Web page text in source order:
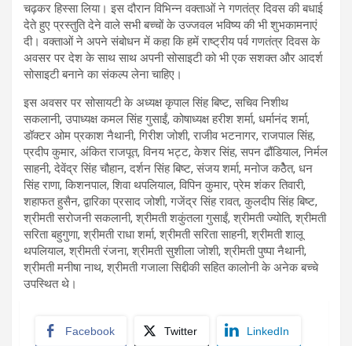
चढ़कर हिस्सा लिया। इस दौरान विभिन्न वक्ताओं ने गणतंत्र दिवस की बधाई
देते हुए प्रस्तुति देने वाले सभी बच्चों के उज्जवल भविष्य की भी शुभकामनाएं
दी। वक्ताओं ने अपने संबोधन में कहा कि हमें राष्ट्रीय पर्व गणतंत्र दिवस के
अवसर पर देश के साथ साथ अपनी सोसाइटी को भी एक सशक्त और आदर्श
सोसाइटी बनाने का संकल्प लेना चाहिए।
इस अवसर पर सोसायटी के अध्यक्ष कृपाल सिंह बिष्ट, सचिव निशीथ
सकलानी, उपाध्यक्ष कमल सिंह गुसाईं, कोषाध्यक्ष हरीश शर्मा, धर्मानंद शर्मा,
डॉक्टर ओम प्रकाश नैथानी, गिरीश जोशी, राजीव भटनागर, राजपाल सिंह,
प्रदीप कुमार, अंकित राजपूत, विनय भट्ट, केशर सिंह, सपन ढौंडियाल, निर्मल
साहनी, देवेंद्र सिंह चौहान, दर्शन सिंह बिष्ट, संजय शर्मा, मनोज कठेैत, धन
सिंह राणा, किशनपाल, शिवा थपलियाल, विपिन कुमार, प्रेम शंकर तिवारी,
शहाफत हुसैन, द्वारिका प्रसाद जोशी, गजेंद्र सिंह रावत, कुलदीप सिंह बिष्ट,
श्रीमती सरोजनी सकलानी, श्रीमती शकुंतला गुसाईं, श्रीमती ज्योति, श्रीमती
सरिता बहुगुणा, श्रीमती राधा शर्मा, श्रीमती सरिता साहनी, श्रीमती शालू
थपलियाल, श्रीमती रंजना, श्रीमती सुशीला जोशी, श्रीमती पुष्पा नैथानी,
श्रीमती मनीषा नाथ, श्रीमती गजाला सिद्दीकी सहित कालोनी के अनेक बच्चे
उपस्थित थे।
Facebook Twitter LinkedIn